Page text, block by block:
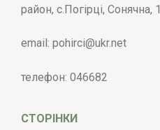
район, с.Погірці, Сонячна, 1
email: pohirci@ukr.net
телефон: 046682
СТОРІНКИ